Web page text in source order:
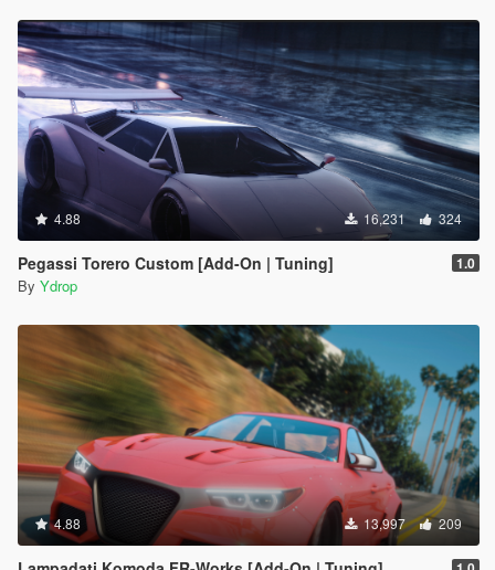
4.88 16,231 324
Pegassi Torero Custom [Add-On | Tuning] 1.0
By Ydrop
4.88 13,997 209